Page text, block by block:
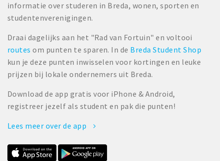
informatie over studeren in Breda, wonen, sporten en
studentenverenigingen.
Draai dagelijks aan het "Rad van Fortuin" en voltooi
routesom punten te sparen. In de Breda Student Shop
kun je deze punten inwisselen voor kortingen en leuke
prijzen bij lokale ondernemers uit Breda.
Download de app gratis voor iPhone & Android,
registreer jezelf als student en pak die punten!
Lees meer over de app